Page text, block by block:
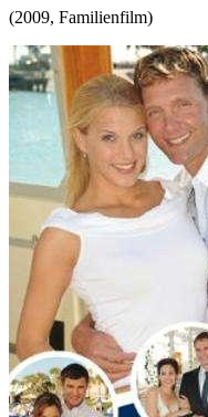
(2009, Familienfilm)